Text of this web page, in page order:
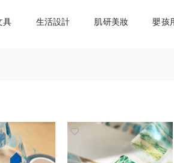
具 生活設計 肌研美妝 嬰孩